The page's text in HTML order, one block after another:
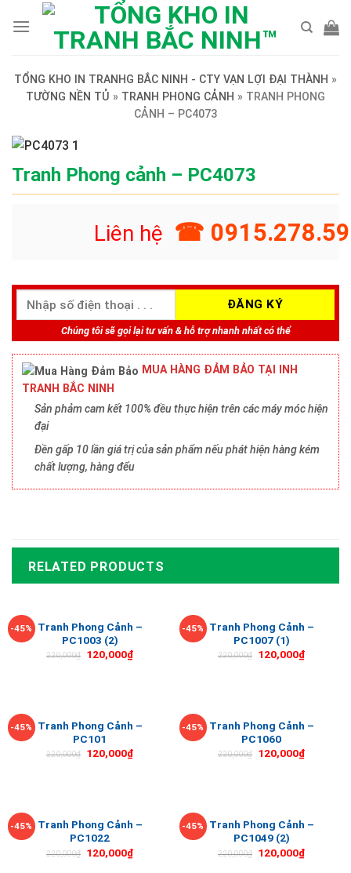
TỔNG KHO IN TRANHG BẮC NINH - CTY VẠN LỢI ĐẠI THÀNH »
TƯỜNG NỀN TỦ » TRANH PHONG CẢNH » TRANH PHONG
CẢNH – PC4073
Tranh Phong cảnh – PC4073
Liên hệ ☎
Chúng tôi sẽ gọi lại tư vấn & hỗ trợ nhanh nhất có thể
MUA HÀNG ĐẢM BẢO TẠI INH
TRANH BẮC NINH
Sản phảm cam kết 100% đều thực hiện trên các máy móc hiện
đại
Đền gấp 10 lần giá trị của sản phẩm nếu phát hiện hàng kém
chất lượng, hàng đểu
RELATED PRODUCTS
-45%
Tranh Phong Cảnh –
PC1003 (2)
220,000₫ 120,000₫
-45%
Tranh Phong Cảnh –
PC1007 (1)
220,000₫ 120,000₫
-45%
Tranh Phong Cảnh –
PC101
220,000₫ 120,000₫
-45%
Tranh Phong Cảnh –
PC1060
220,000₫ 120,000₫
-45%
Tranh Phong Cảnh –
PC1022
220,000₫ 120,000₫
-45%
Tranh Phong Cảnh –
PC1049 (2)
220,000₫ 120,000₫